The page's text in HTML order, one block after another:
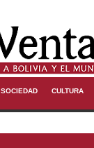
SOCIEDAD CULTURA